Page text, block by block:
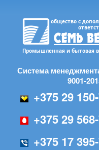
Система
9001-
+375 29
+375 29
+375 17